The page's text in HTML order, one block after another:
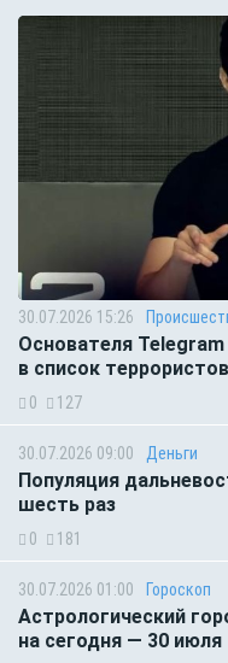
30.07.2026 15:26
Основателя
в список
0 127
30.07.2026 09:00 Деньги
Популяция
шесть раз
0 181
30.07.2026 01:00 Гороскоп
Астрологический
на сегодня — 30 июля